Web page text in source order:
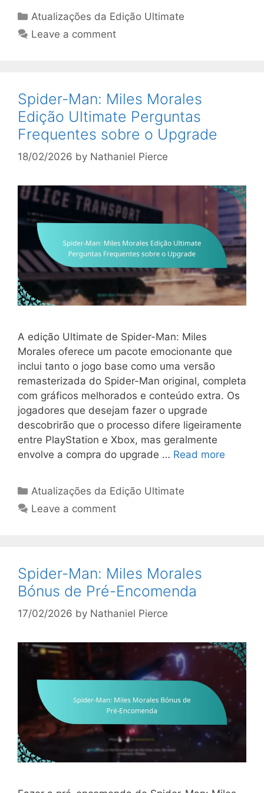
Categories
Atualizações da Edição Ultimate
Leave a comment
Spider-Man: Miles Morales
Edição Ultimate Perguntas
Frequentes sobre o Upgrade
18/02/2026 by Nathaniel Pierce
A edição Ultimate de Spider-Man: Miles
Morales oferece um pacote emocionante que
inclui tanto o jogo base como uma versão
remasterizada do Spider-Man original, completa
com gráficos melhorados e conteúdo extra. Os
jogadores que desejam fazer o upgrade
descobrirão que o processo difere ligeiramente
entre PlayStation e Xbox, mas geralmente
envolve a compra do upgrade … Read more
Categories
Atualizações da Edição Ultimate
Leave a comment
Spider-Man: Miles Morales
Bónus de Pré-Encomenda
17/02/2026 by Nathaniel Pierce